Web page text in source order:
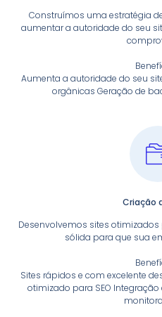
Construímos uma estratégia
aumentar a autoridade do seu
Aumenta a autoridade do seu
orgânicas Geração de
Criação
Desenvolvemos sites
sólida para que sua
Sites rápidos e com excelente
otimizado para SEO